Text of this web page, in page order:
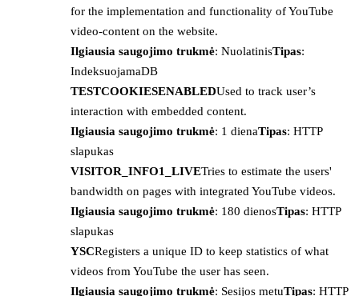
for the implementation and functionality of YouTube
video-content on the website.
Ilgiausia saugojimo trukmė: NuolatinisTipas:
IndeksuojamaDB
TESTCOOKIESENABLEDUsed to track user’s
interaction with embedded content.
Ilgiausia saugojimo trukmė: 1 dienaTipas: HTTP
slapukas
VISITOR_INFO1_LIVETries to estimate the users'
bandwidth on pages with integrated YouTube videos.
Ilgiausia saugojimo trukmė: 180 dienosTipas: HTTP
slapukas
YSCRegisters a unique ID to keep statistics of what
videos from YouTube the user has seen.
Ilgiausia saugojimo trukmė: Sesijos metuTipas: HTTP